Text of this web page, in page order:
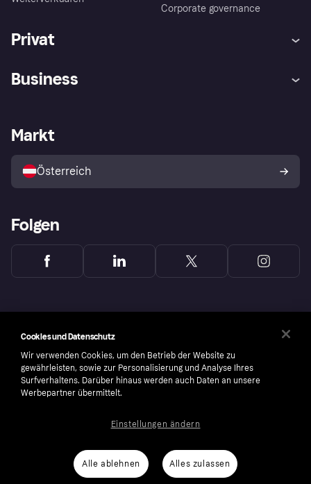
Corporate governance
Privat
Shops entdecken
Business
Händlerportal
Markt
Österreich
Folgen
number: 556737-0431
Cookies Klarna.com
Cookies und Datenschutz
Wir verwenden Cookies, um den Betrieb der Website zu
gewährleisten, sowie zur Personalisierung und Analyse Ihres
Surfverhaltens. Darüber hinaus werden auch Daten an unsere
Werbepartner übermittelt.
Alle ablehnen Alles zulassen
Einstellungen ändern